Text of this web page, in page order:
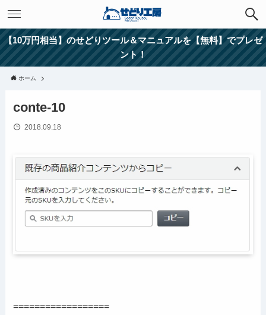
【10万円相当】のせどりツール＆マニュアルを【無料】でプレゼ
ント！
ホーム
conte-10
2018.09.18
==================